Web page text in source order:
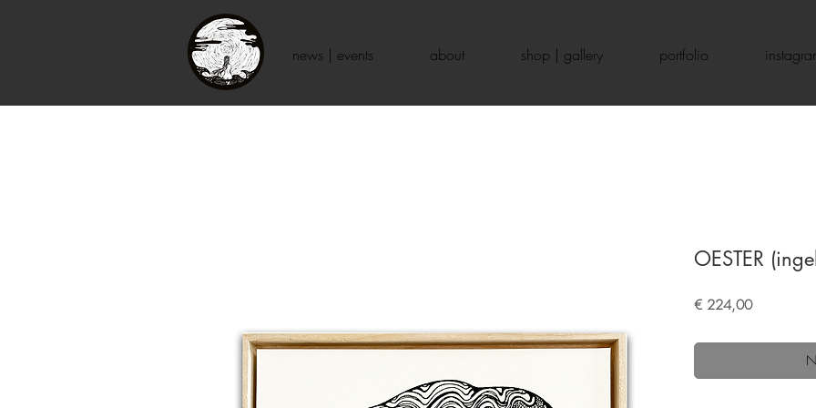
news | events about shop | gallery portfolio
OESTER
€ 224,00Prijs